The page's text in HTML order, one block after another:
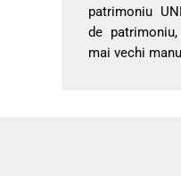
patrimoniu
de
mai vechi